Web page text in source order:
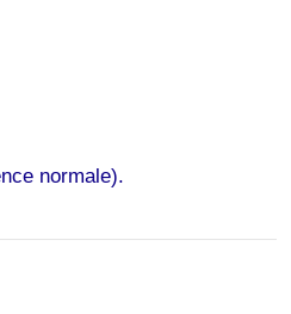
normale).